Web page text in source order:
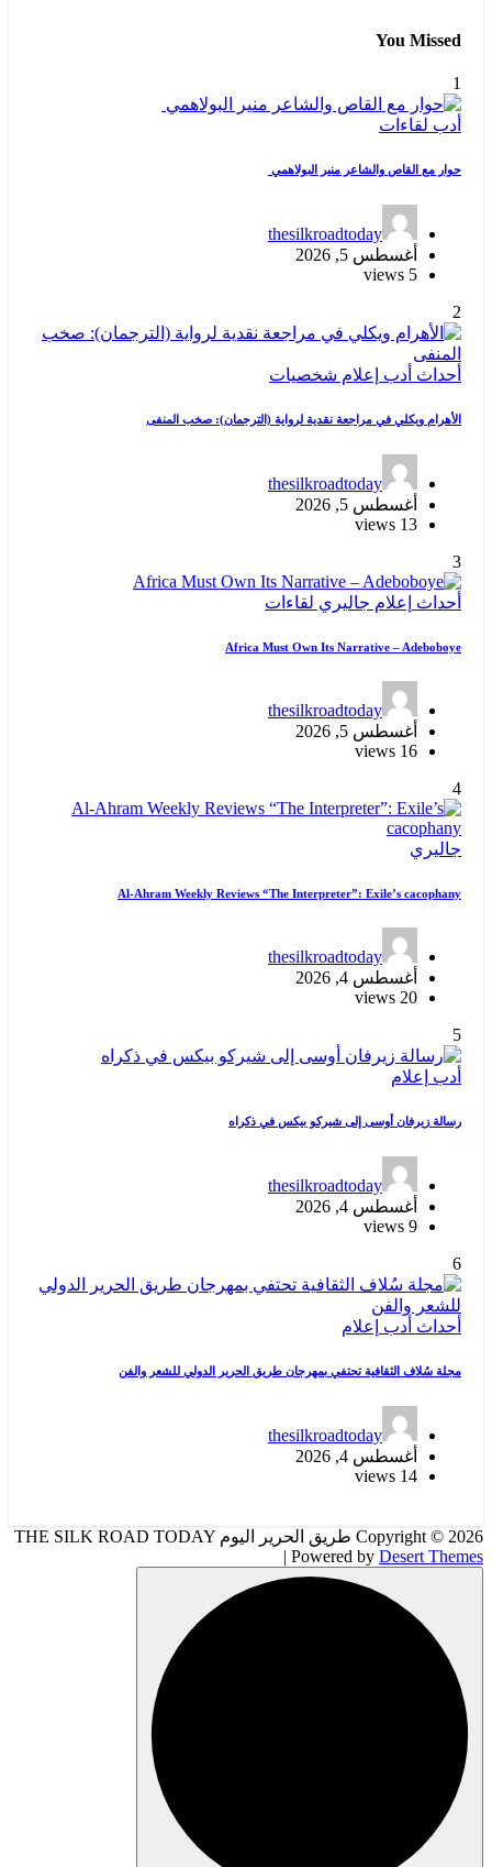
You Missed
1
أدب لقاءات
حوار مع القاص والشاعر منير البولاهمي
thesilkroadtoday
أغسطس 5, 2026
5 views
2
أحداث أدب إعلام شخصيات
الأهرام ويكلي في مراجعة نقدية لرواية (الترجمان): صخب المنفى
thesilkroadtoday
أغسطس 5, 2026
13 views
3
أحداث إعلام جاليري لقاءات
Africa Must Own Its Narrative – Adeboboye
thesilkroadtoday
أغسطس 5, 2026
16 views
4
جاليري
Al-Ahram Weekly Reviews “The Interpreter”: Exile’s cacophany
thesilkroadtoday
أغسطس 4, 2026
20 views
5
أدب إعلام
رسالة زيرفان أوسى إلى شيركو بيكس في ذكراه
thesilkroadtoday
أغسطس 4, 2026
9 views
6
أحداث أدب إعلام
مجلة سُلاف الثقافية تحتفي بمهرجان طريق الحرير الدولي للشعر والفن
thesilkroadtoday
أغسطس 4, 2026
14 views
Copyright © 2026 طريق الحرير اليوم THE SILK ROAD TODAY
| Powered by Desert Themes